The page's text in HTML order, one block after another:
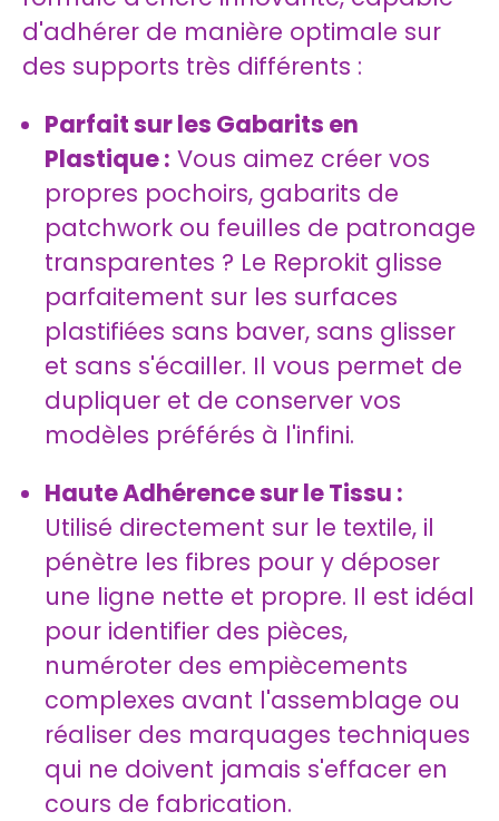
d'adhérer de manière optimale sur
des supports très différents :
Parfait sur les Gabarits en
Plastique : Vous aimez créer vos
propres pochoirs, gabarits de
patchwork ou feuilles de patronage
transparentes ? Le Reprokit glisse
parfaitement sur les surfaces
plastifiées sans baver, sans glisser
et sans s'écailler. Il vous permet de
dupliquer et de conserver vos
modèles préférés à l'infini.
Haute Adhérence sur le Tissu :
Utilisé directement sur le textile, il
pénètre les fibres pour y déposer
une ligne nette et propre. Il est idéal
pour identifier des pièces,
numéroter des empiècements
complexes avant l'assemblage ou
réaliser des marquages techniques
qui ne doivent jamais s'effacer en
cours de fabrication.